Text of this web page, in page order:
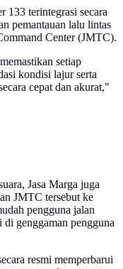
133 terintegrasi secara
pemantauan lalu lintas
Center (JMTC).
setiap
kondisi lajur serta
cepat dan akurat,"
Jasa Marga juga
JMTC tersebut ke
pengguna jalan
di genggaman pengguna
resmi memperbarui